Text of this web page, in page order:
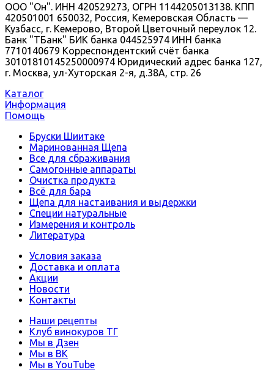
ООО "Он". ИНН 420529273, ОГРН 1144205013138. КПП
420501001 650032, Россия, Кемеровская Область —
Кузбасс, г. Кемерово, Второй Цветочный переулок 12.
Банк "ТБанк" БИК банка 044525974 ИНН банка
7710140679 Корреспондентский счёт банка
30101810145250000974 Юридический адрес банка 127,
г. Москва, ул-Хуторская 2-я, д.38А, стр. 26
Каталог
Информация
Помощь
Бруски Шиитаке
Маринованная Щепа
Все для сбраживания
Самогонные аппараты
Очистка продукта
Всё для бара
Щепа для настаивания и выдержки
Специи натуральные
Измерения и контроль
Литература
Условия заказа
Доставка и оплата
Акции
Новости
Контакты
Наши рецепты
Клуб винокуров ТГ
Мы в Дзен
Мы в ВК
Мы в YouTube